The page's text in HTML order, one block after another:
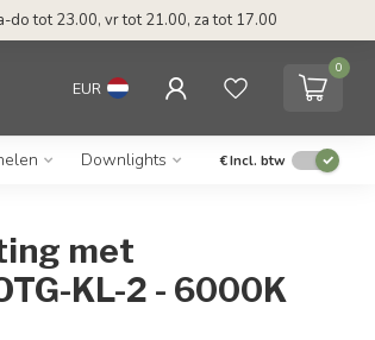
do tot 23.00, vr tot 21.00, za tot 17.00
EUR
0
Downlights €Incl. btw
met
KL-2 - 6000K